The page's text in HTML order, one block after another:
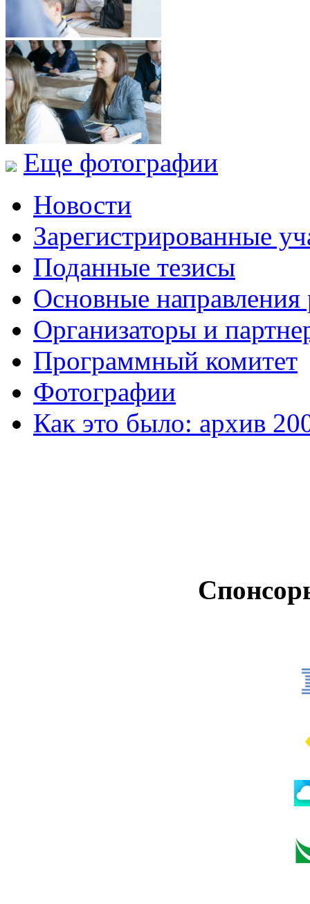
Еще фотографии
Новости
Зарегистрированные
Поданные тезисы
Основные направления
Организаторы и
Программный комитет
Фотографии
Как это было: архив